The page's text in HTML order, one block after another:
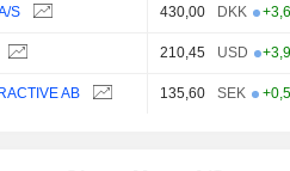
S 430,00 DKK
210,45 USD
AB 135,60 SEK